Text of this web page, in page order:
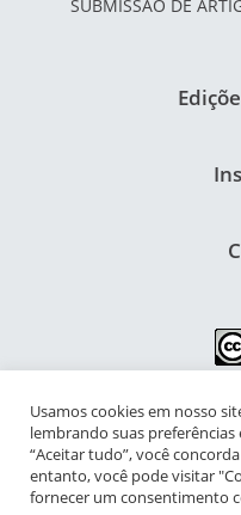
SUBMISSÃO DE
NIPIAC – Núcleo
Adolescência
Universidade Federal do Rio
Usamos cookies em nosso
lembrando suas preferências
“Aceitar tudo”, você
entanto, você pode visitar
fornecer um consentimento